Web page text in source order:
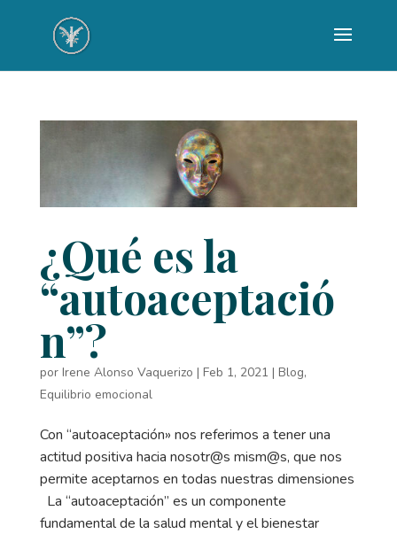
¿Qué es la
“autoaceptació
n”?
por Irene Alonso Vaquerizo | Feb 1, 2021 | Blog,
Equilibrio emocional
Con “autoaceptación» nos referimos a tener una
actitud positiva hacia nosotr@s mism@s, que nos
permite aceptarnos en todas nuestras dimensiones
La “autoaceptación” es un componente
fundamental de la salud mental y el bienestar